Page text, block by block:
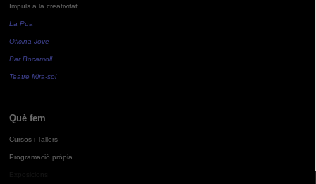
Impuls a la creativitat
La Pua
Oficina Jove
Bar Bocamoll
Teatre Mira-sol
Què fem
Cursos i Tallers
Programació pròpia